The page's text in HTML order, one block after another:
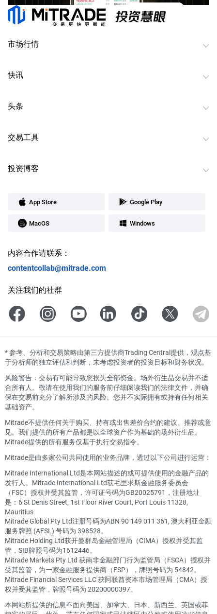
市场行情
快讯
头条
交易工具
投资博客
App Store Google Play
MacOS Windows
内容合作请联系：
contentcollab@mitrade.com
关注我们的社群
*参考、分析和交易策略由第三方提供商Trading Central提供，观点基
于分析师的独立评估和判断，未考虑投资者的投资目标和财务状况。
风险警告：交易有可能导致您损失全部资金。场外衍生品交易并不适
合所有人。敬请在使用我们的服务前仔细阅读我们的法律文件，并确
保在交易前充分了解所涉及的风险。您并不实际拥有或持有任何相关
基础资产。
Mitrade不提供任何关于购买、持有或出售差价合约的建议、推荐或意
见。我们提供的所有产品都是以全球资产作为基础的场外衍生品。
Mitrade提供的所有服务仅基于执行交易指令。
Mitrade是由多家公司共同使用的业务品牌，透过以下公司进行运营：
Mitrade International Ltd是本网站描述的或可提供使用的金融产品的
发行人。Mitrade International Ltd获毛里求斯金融服务委员会
（FSC）授权并受其监管，许可证号码为GB20025791，注册地址
是：6 St Denis Street, 1st Floor River Court, Port Louis 11328,
Mauritius
Mitrade Global Pty Ltd注册号码为ABN 90 149 011 361, 澳大利亚金融
服务牌照 (AFSL) 号码为 398528。
Mitrade Holding Ltd获开曼群岛金融管理局（CIMA）授权并受其监
管，SIB牌照号码为1612446。
Mitrade Markets Pty Ltd 获南非金融部门行为监管局（FSCA）授权并
受其监管，为一家金融服务提供商（FSP），牌照号码为 54842。
Mitrade Financial Services LLC 获阿联酋资本市场管理局（CMA）授
权并受其监管，牌照号码为 20200000397。
本网站所提供的信息不面向美国、加拿大、日本、新西兰、英国或菲